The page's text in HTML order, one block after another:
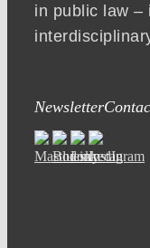
in public law –
Newsletter